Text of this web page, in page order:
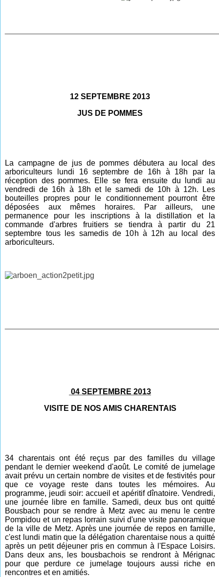
12 SEPTEMBRE 2013
JUS DE POMMES
La campagne de jus de pommes débutera au local des
arboriculteurs lundi 16 septembre de 16h à 18h par la
réception des pommes. Elle se fera ensuite du lundi au
vendredi de 16h à 18h et le samedi de 10h à 12h. Les
bouteilles propres pour le conditionnement pourront être
déposées aux mêmes horaires. Par ailleurs, une
permanence pour les inscriptions à la distillation et la
commande d'arbres fruitiers se tiendra à partir du 21
septembre tous les samedis de 10h à 12h au local des
arboriculteurs.
04 SEPTEMBRE 2013
VISITE DE NOS AMIS CHARENTAIS
34 charentais ont été reçus par des familles du village
pendant le dernier weekend d'août. Le comité de jumelage
avait prévu un certain nombre de visites et de festivités pour
que ce voyage reste dans toutes les mémoires. Au
programme, jeudi soir: accueil et apéritif dînatoire. Vendredi,
une journée libre en famille. Samedi, deux bus ont quitté
Bousbach pour se rendre à Metz avec au menu le centre
Pompidou et un repas lorrain suivi d'une visite panoramique
de la ville de Metz. Après une journée de repos en famille,
c'est lundi matin que la délégation charentaise nous a quitté
après un petit déjeuner pris en commun à l'Espace Loisirs.
Dans deux ans, les bousbachois se rendront à Mérignac
pour que perdure ce jumelage toujours aussi riche en
rencontres et en amitiés.